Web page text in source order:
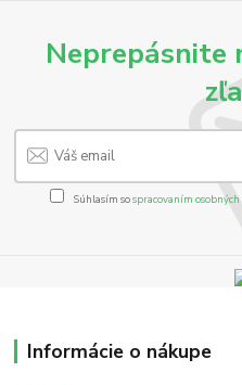
Neprepásnite
Súhlasím sospracovaním
Informácie o nákupe